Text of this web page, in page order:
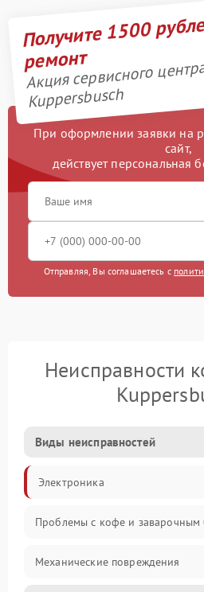
Получите 1500
ремонт
Акция сервисного
Kuppersbusch
При оформлении заявки на
сайт,
действует персональная
Отправляя, Вы соглашаетесь с
Неисправности
Виды неисправностей
Электроника
Проблемы с кофе и заварочным
Механические повреждения